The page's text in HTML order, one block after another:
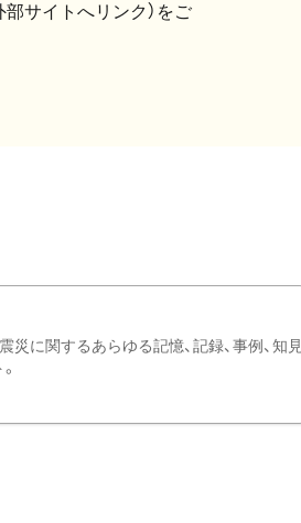
部サイトへリンク）をご
に関するあらゆる記憶、記録、事例、知見